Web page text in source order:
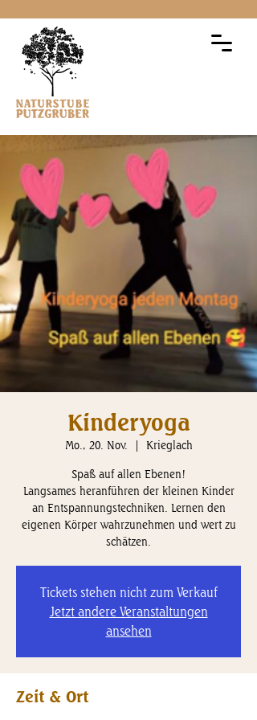
Kinderyoga
Mo., 20. Nov.
  |
Krieglach
Spaß auf allen Ebenen!
Langsames heranführen der kleinen Kinder
an Entspannungstechniken. Lernen den
eigenen Körper wahrzunehmen und wert zu
schätzen.
Tickets stehen nicht zum Verkauf
Jetzt andere Veranstaltungen
ansehen
Zeit & Ort